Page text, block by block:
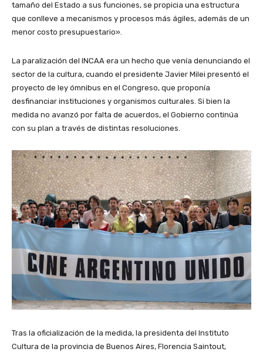
tamaño del Estado a sus funciones, se propicia una estructura
que conlleve a mecanismos y procesos más ágiles, además de un
menor costo presupuestario».
La paralización del INCAA era un hecho que venía denunciando el
sector de la cultura, cuando el presidente Javier Milei presentó el
proyecto de ley ómnibus en el Congreso, que proponía
desfinanciar instituciones y organismos culturales. Si bien la
medida no avanzó por falta de acuerdos, el Gobierno continúa
con su plan a través de distintas resoluciones.
Tras la oficialización de la medida, la presidenta del Instituto
Cultura de la provincia de Buenos Aires, Florencia Saintout,